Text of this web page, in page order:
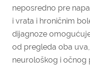
neposredno pre
i vrata i hroničnim
dijagnoze
od pregleda oba
neurološkog i očnog